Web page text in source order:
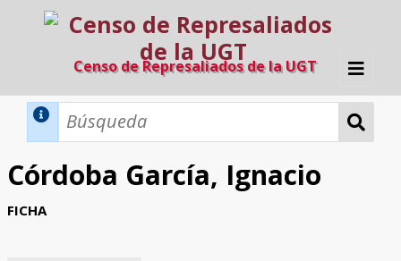
Censo de Represaliados de la UGT
Inicio
Búsqueda Dinámica
Búsqueda Avanzada
Córdoba García, Ignacio
FICHA